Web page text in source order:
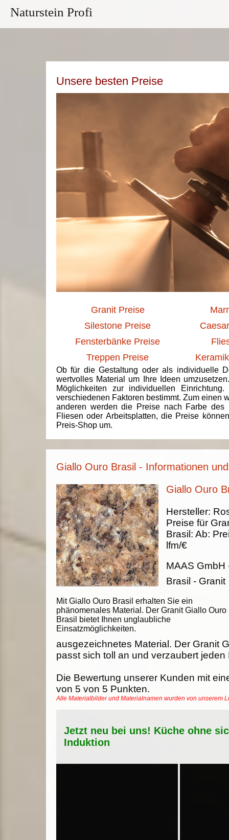
Naturstein Profi
Unsere besten Preise
Granit Preise
Silestone Preise
Fensterbänke Preise
Treppen Preise
Ob für die Gestaltung oder als individuelle
wertvolles Material um Ihre Ideen
Möglichkeiten zur individuellen
verschiedenen Faktoren bestimmt. Zum einen
anderen werden die Preise nach Farbe des
Fliesen oder Arbeitsplatten, die Preise
Preis-Shop um.
Giallo Ouro Brasil - Informationen
Giallo Ouro
Mit Giallo Ouro Brasil erhalten Sie ein
phänomenales Material. Der Granit Giallo Ouro
Brasil bietet Ihnen unglaubliche
Einsatzmöglichkeiten.
Hersteller:
Preise für
Brasil : Ab:
lfm/€
MAAS GmbH
Brasil - Granit
ausgezeichnetes Material. Der Granit
passt sich toll an und verzaubert jeden
Die Bewertung unserer Kunden mit
von 5 von 5 Punkten.
Alle Materialbilder und Materialnamen wurden von unserem
Jetzt neu bei uns! Küche ohne
Induktion